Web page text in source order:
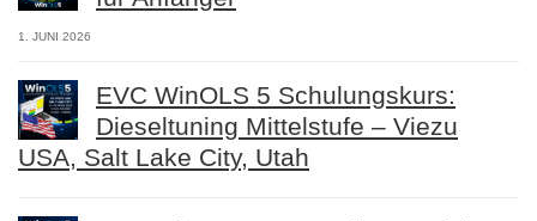
1. JUNI 2026
EVC WinOLS 5 Schulungskurs:
Dieseltuning Mittelstufe – Viezu
USA, Salt Lake City, Utah